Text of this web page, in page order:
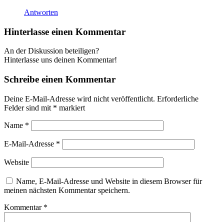
Antworten
Hinterlasse einen Kommentar
An der Diskussion beteiligen?
Hinterlasse uns deinen Kommentar!
Schreibe einen Kommentar
Deine E-Mail-Adresse wird nicht veröffentlicht. Erforderliche
Felder sind mit * markiert
Name *
E-Mail-Adresse *
Website
Name, E-Mail-Adresse und Website in diesem Browser für
meinen nächsten Kommentar speichern.
Kommentar *